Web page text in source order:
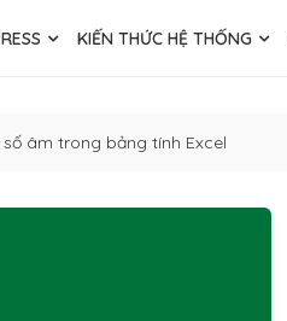
KIẾN THỨC HỆ THỐNG
âm trong bảng tính Excel